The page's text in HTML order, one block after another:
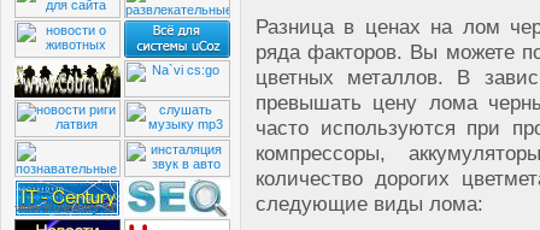
Разница в ценах на лом
ряда факторов. Вы можете
цветных металлов. В
превышать цену лома
часто используются при
компрессоры,
количество дорогих
следующие виды лома: